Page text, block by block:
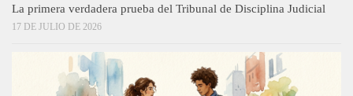
La primera verdadera prueba del Tribunal de Disciplina Judicial
17 DE JULIO DE 2026